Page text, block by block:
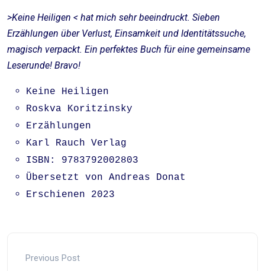
>Keine Heiligen < hat mich sehr beeindruckt. Sieben
Erzählungen über Verlust, Einsamkeit und Identitätssuche,
magisch verpackt. Ein perfektes Buch für eine gemeinsame
Leserunde! Bravo!
Keine Heiligen
Roskva Koritzinsky
Erzählungen
Karl Rauch Verlag
ISBN: 9783792002803
Übersetzt von Andreas Donat
Erschienen 2023
Previous Post